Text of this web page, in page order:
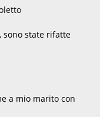
sono state rifatte
a mio marito con